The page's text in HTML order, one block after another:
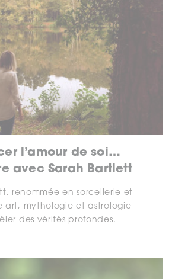
l’amour de soi…
avec Sarah Bartlett
renommée en sorcellerie et
art, mythologie et astrologie
des vérités profondes.